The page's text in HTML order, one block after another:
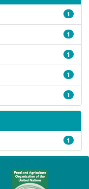
1
1
1
1
1
1